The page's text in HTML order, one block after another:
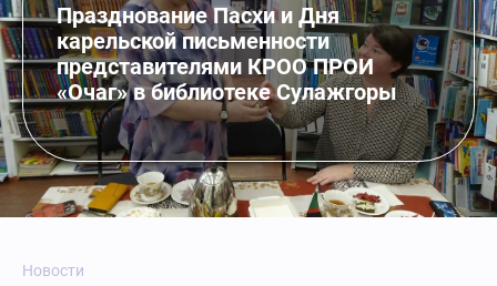
Празднование Пасхи и Дня
карельской письменности
представителями КРОО ПРОИ
«Очаг» в библиотеке Сулажгоры
Новости